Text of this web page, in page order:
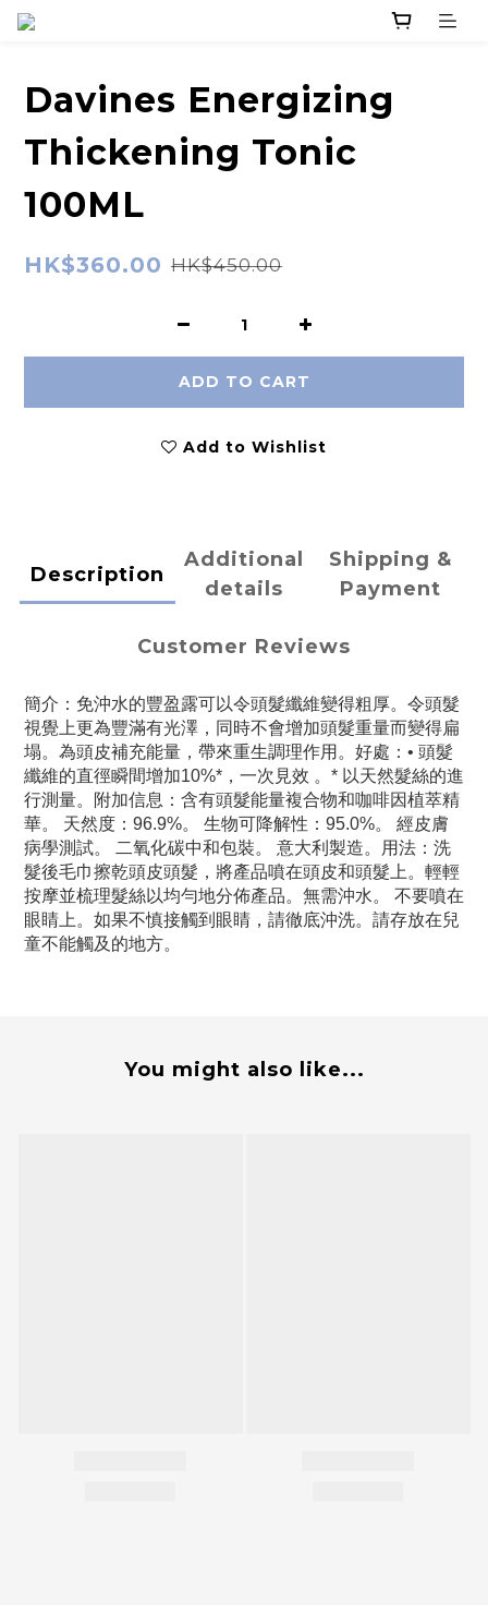
Davines Energizing
Thickening Tonic
100ML
HK$360.00 HK$450.00
ADD TO CART
Add to Wishlist
Description
Additional
details
Shipping &
Payment
Customer Reviews
簡介：免沖水的豐盈露可以令頭髮纖維變得粗厚。令頭髮
視覺上更為豐滿有光澤，同時不會增加頭髮重量而變得扁
塌。為頭皮補充能量，帶來重生調理作用。好處：• 頭髮
纖維的直徑瞬間增加10%*，一次見效 。* 以天然髮絲的進
行測量。附加信息：含有頭髮能量複合物和咖啡因植萃精
華。 天然度：96.9%。 生物可降解性：95.0%。 經皮膚
病學測試。 二氧化碳中和包裝。 意大利製造。用法：洗
髮後毛巾擦乾頭皮頭髮，將產品噴在頭皮和頭髮上。輕輕
按摩並梳理髮絲以均勻地分佈產品。無需沖水。 不要噴在
眼睛上。如果不慎接觸到眼睛，請徹底沖洗。請存放在兒
童不能觸及的地方。
You might also like...